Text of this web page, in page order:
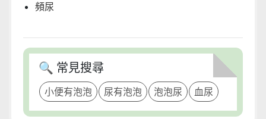
頻尿
🔍 常見搜尋
小便有泡泡 尿有泡泡 泡泡尿 血尿